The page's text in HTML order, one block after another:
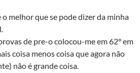
melhor que se pode dizer da minha
de pre-o colocou-me em 62° em
coisa menos coisa que agora não
não é grande coisa.